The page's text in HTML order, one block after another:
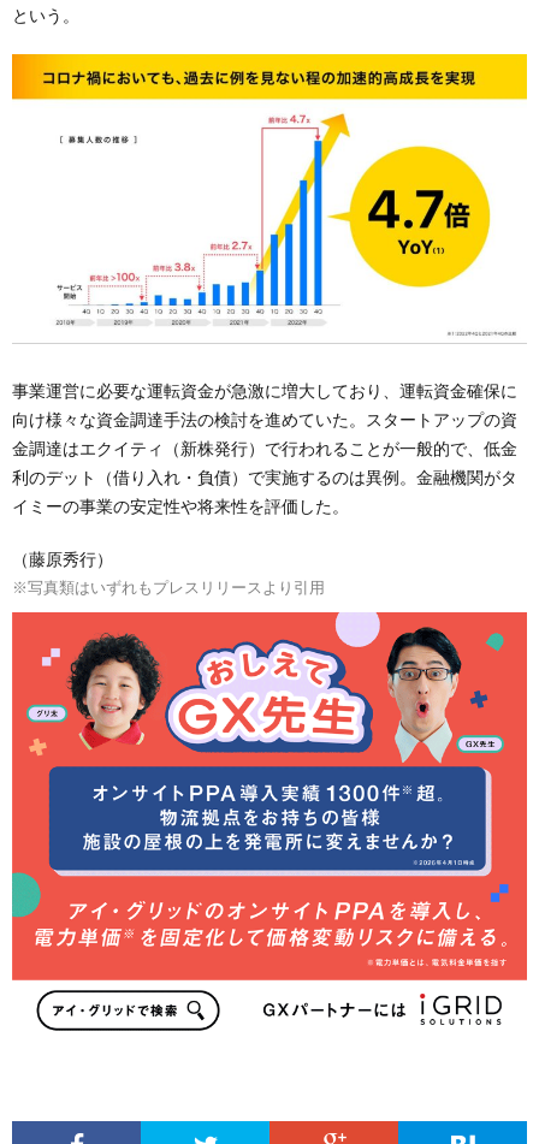
という。
事業運営に必要な運転資金が急激に増大しており、運転資金確保に
向け様々な資金調達手法の検討を進めていた。スタートアップの資
金調達はエクイティ（新株発行）で行われることが一般的で、低金
利のデット（借り入れ・負債）で実施するのは異例。金融機関がタ
イミーの事業の安定性や将来性を評価した。
（藤原秀行）
※写真類はいずれもプレスリリースより引用